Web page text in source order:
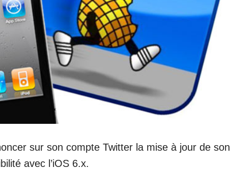
sur son compte Twitter la mise à jour de son
avec l’iOS 6.x.